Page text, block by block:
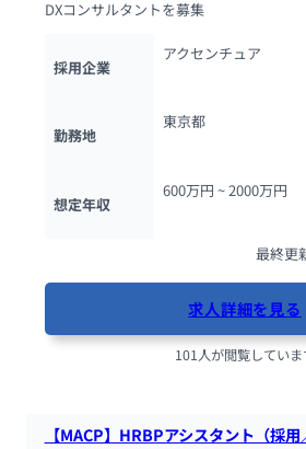
DXコンサルタントを募集
採用企業
アクセンチュア
勤務地
東京都
想定年収
600万円 ~ 2000万円
最終更
求人詳細を見る
101人が閲覧していま
【MACP】HRBPアシスタント（採用